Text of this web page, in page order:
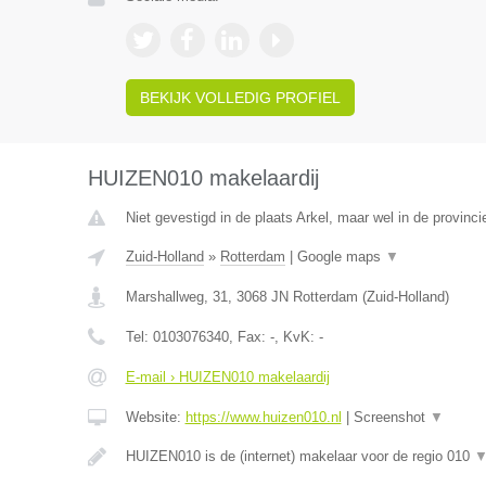
BEKIJK VOLLEDIG PROFIEL
HUIZEN010 makelaardij
Niet gevestigd in de plaats Arkel, maar wel in de
Zuid-Holland » Rotterdam Google maps ▼
Marshallweg, 31, 3068 JN Rotterdam (Zuid-Holland)
Tel: 0103076340, Fax: -, KvK: -
E-mail › HUIZEN010 makelaardij
Website: https://www.huizen010.nl Screenshot ▼
HUIZEN010 is de (internet) makelaar voor de regio 010 ▼